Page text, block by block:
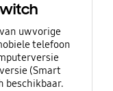
uw vorige
telefoon
(Smart
beschikbaar.